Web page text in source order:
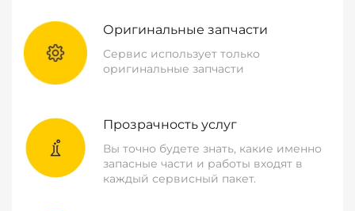
Оригинальные запчасти
Сервис использует только
оригинальные запчасти
Прозрачность услуг
Вы точно будете знать, какие именно
запасные части и работы входят в
каждый сервисный пакет.